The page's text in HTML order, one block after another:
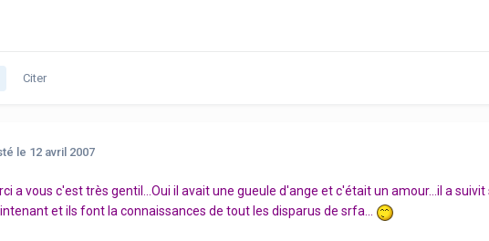
Citer
le 12 avril 2007
a vous c'est très gentil...Oui il avait une gueule d'ange et c'était un amour...il a
et ils font la connaissances de tout les disparus de srfa...